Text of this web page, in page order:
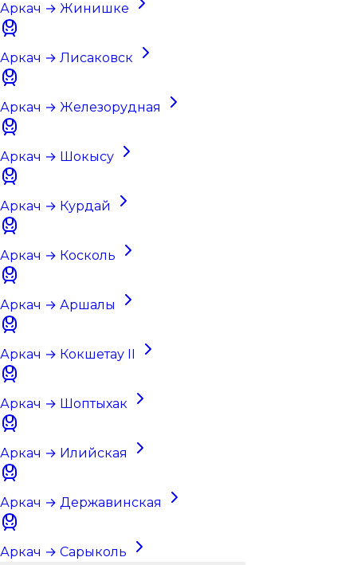
Аркач → Жинишке
Аркач → Лисаковск
Аркач → Железорудная
Аркач → Шокысу
Аркач → Курдай
Аркач → Коскoль
Аркач → Аршалы
Аркач → Кокшетау II
Аркач → Шоптыхак
Аркач → Илийская
Аркач → Державинская
Аркач → Сарыколь